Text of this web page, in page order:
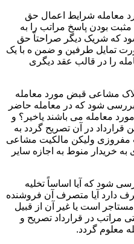
معامله شرایط اعمال حق
بودن پاسخ مراتب را به
که شریک دیگر صراحتاً حق
تمایل طرفین و ضمن ه با یک
را در قالب عقد دیگری
مشاعی قبض مورد معامله
شود که در معامله حاضر
معامله می باشند یاخیر؟ و
در آن تصریح گردد به
ولیکن مالکیت مشاعی
منوط به اجازه سایر
شود که آیا اساساً تخلیه
دارد آیا متصرف آن فروشنده
است یا غیر آن از قبیل
مراتب در قرارداد تصریح و
معلوم گردد.